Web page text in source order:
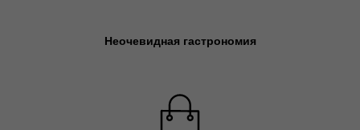
Неочевидная гастрономия